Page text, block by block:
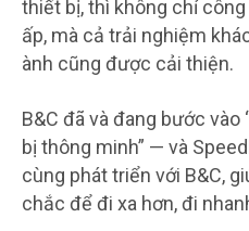
thiết bị, thì không chỉ
ấp, mà cả trải nghiệm
ành cũng được cải thiện.
B&C đã và đang bước
bị thông minh” — và
cùng phát triển với B&C,
chắc để đi xa hơn, đi